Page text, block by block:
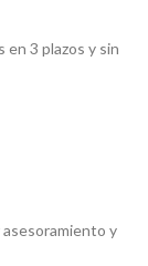
en 3 plazos y sin
y